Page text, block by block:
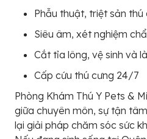
Phẫu thuật, triệt sản thú
Siêu âm, xét nghiệm
Cắt tỉa lông, vệ sinh và
Cấp cứu thú cưng 24/7
Phòng Khám Thú Y Pets &
giữa chuyên môn, sự tận
lại giải pháp chăm sóc sức